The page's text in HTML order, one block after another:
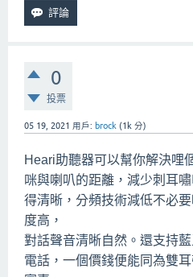
0
投票
05 19, 2021 用戶: brock (1k 分)
Heari助聽器可以幫你解決哩
咪與喇叭的距離，減少刺耳
得清晰，分頻技術減低不必
度高，
對話聲音清晰自然。還支持
電話，一個價錢便能同為雙